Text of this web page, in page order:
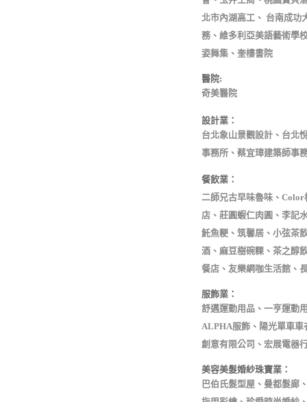
北市內湖高工、 台南成功
務、維多利亞美語藝術學
姿舞集、奎樓書院
醫院:
奇美醫院
設計業：
台北象山景觀設計、台北
事務所、蔡宜璋建築師事
餐飲業：
二師兄古早味魯味、
店、莊圓蝦仁肉圓、李記
魠魚粳、筑馨居、小弦茶
酒、麻豆樹碗粿、茶之醇
餐店、友樂網咖生活館、
服飾業：
舒邁運動用品、一亨運動
ALPHA服飾、陽光單車車
創意有限公司、宏展電器
美容美髮婚紗珠寶業：
巴伯氏髮型屋、曼都髮廊